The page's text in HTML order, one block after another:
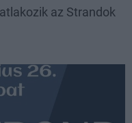
az Strandok